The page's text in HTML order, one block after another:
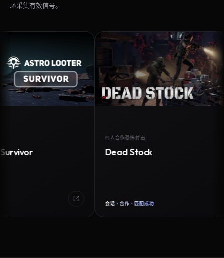
环采集有效信号。
四人合作恐怖射击
Dead Stock
会话 · 合作 · 匹配成功